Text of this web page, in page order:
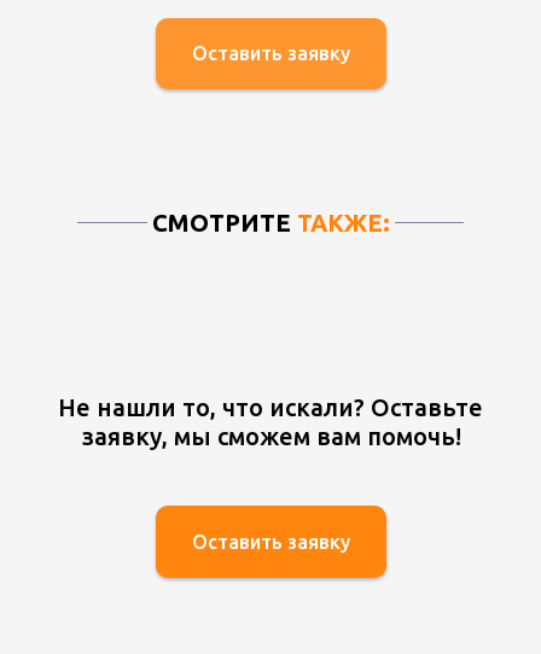
Оставить заявку
СМОТРИТЕ ТАКЖЕ:
Не нашли то, что искали? Оставьте
заявку, мы сможем вам помочь!
Оставить заявку